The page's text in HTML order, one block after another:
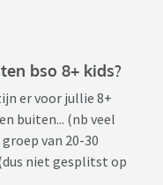
bso 8+ kids?
er voor jullie 8+
buiten... (nb veel
van 20-30
niet gesplitst op